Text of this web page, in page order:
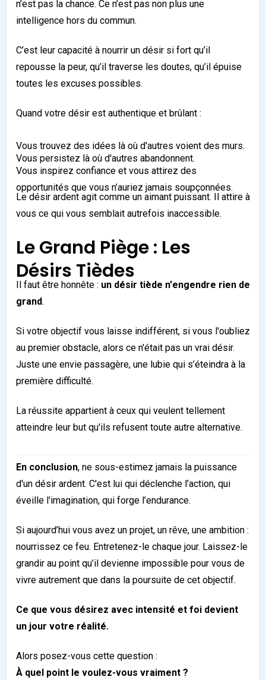
n’est pas la chance. Ce n’est pas non plus une
intelligence hors du commun.
C’est leur capacité à nourrir un désir si fort qu’il
repousse la peur, qu’il traverse les doutes, qu’il épuise
toutes les excuses possibles.
Quand votre désir est authentique et brûlant :
Vous trouvez des idées là où d'autres voient des murs.
Vous persistez là où d'autres abandonnent.
Vous inspirez confiance et vous attirez des
opportunités que vous n’auriez jamais soupçonnées.
Le désir ardent agit comme un aimant puissant. Il attire à
vous ce qui vous semblait autrefois inaccessible.
Le Grand Piège : Les
Désirs Tièdes
Il faut être honnête : un désir tiède n'engendre rien de
grand.
Si votre objectif vous laisse indifférent, si vous l'oubliez
au premier obstacle, alors ce n'était pas un vrai désir.
Juste une envie passagère, une lubie qui s’éteindra à la
première difficulté.
La réussite appartient à ceux qui veulent tellement
atteindre leur but qu'ils refusent toute autre alternative.
En conclusion, ne sous-estimez jamais la puissance
d'un désir ardent. C'est lui qui déclenche l’action, qui
éveille l'imagination, qui forge l’endurance.
Si aujourd’hui vous avez un projet, un rêve, une ambition :
nourrissez ce feu. Entretenez-le chaque jour. Laissez-le
grandir au point qu’il devienne impossible pour vous de
vivre autrement que dans la poursuite de cet objectif.
Ce que vous désirez avec intensité et foi devient
un jour votre réalité.
Alors posez-vous cette question :
À quel point le voulez-vous vraiment ?